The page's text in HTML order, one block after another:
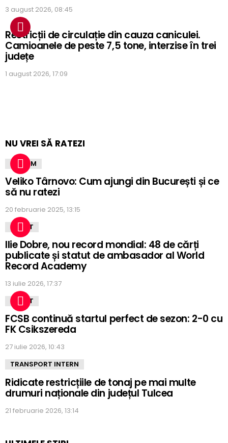
3 august 2026, 08:45
Restricții de circulație din cauza caniculei.
Camioanele de peste 7,5 tone, interzise în trei
județe
1 august 2026, 17:09
NU VREI SĂ RATEZI
TURISM
Veliko Târnovo: Cum ajungi din București și ce
să nu ratezi
20 februarie 2025, 13:15
SPORT
Ilie Dobre, nou record mondial: 48 de cărți
publicate și statut de ambasador al World
Record Academy
13 iulie 2026, 17:37
SPORT
FCSB continuă startul perfect de sezon: 2-0 cu
FK Csikszereda
27 iulie 2026, 10:43
TRANSPORT INTERN
Ridicate restricțiile de tonaj pe mai multe
drumuri naționale din județul Tulcea
21 februarie 2026, 13:14